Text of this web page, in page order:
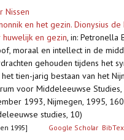
Nissen
en het gezin. Dionysius de
huwelijk en gezin, in: Petronella
moraal en intellect in de
gehouden tijdens het
het tien-jarig bestaan van het
voor Middeleeuwse
1993, Nijmegen, 1995,
studies, 10)
1995] Google Scholar BibTex